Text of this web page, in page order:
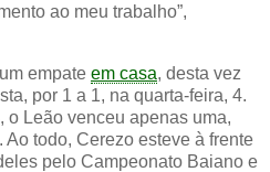
ao meu trabalho”,
empate em casa, desta vez
por 1 a 1, na quarta-feira, 4.
o Leão venceu apenas uma,
todo, Cerezo esteve à frente
pelo Campeonato Baiano e